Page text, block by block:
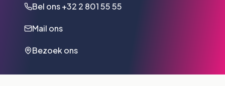
Bel ons+32 2 801 55 55
Mail ons
Bezoek ons